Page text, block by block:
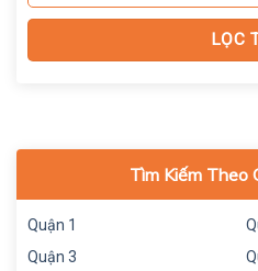
Tìm Kiếm Theo
Quận 1
Quận 3